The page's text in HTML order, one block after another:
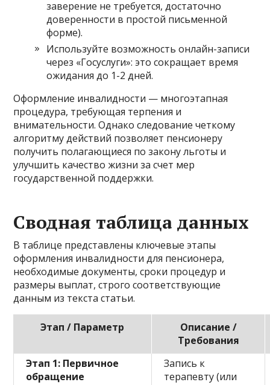
заверение не требуется, достаточно
доверенности в простой письменной
форме).
Используйте возможность онлайн-записи
через «Госуслуги»: это сокращает время
ожидания до 1-2 дней.
Оформление инвалидности — многоэтапная
процедура, требующая терпения и
внимательности. Однако следование четкому
алгоритму действий позволяет пенсионеру
получить полагающиеся по закону льготы и
улучшить качество жизни за счет мер
государственной поддержки.
Сводная таблица данных
В таблице представлены ключевые этапы
оформления инвалидности для пенсионера,
необходимые документы, сроки процедур и
размеры выплат, строго соответствующие
данным из текста статьи.
Этап / Параметр
Описание /
Требования
Этап 1: Первичное
обращение
Запись к
терапевту (или